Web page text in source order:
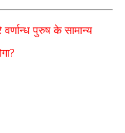
पुरुष के सामान्य
?